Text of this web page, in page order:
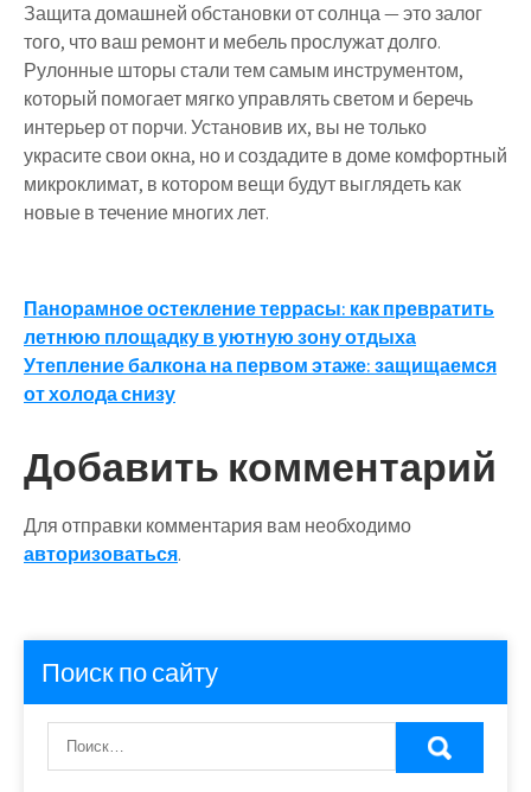
Защита домашней обстановки от солнца — это залог
того, что ваш ремонт и мебель прослужат долго.
Рулонные шторы стали тем самым инструментом,
который помогает мягко управлять светом и беречь
интерьер от порчи. Установив их, вы не только
украсите свои окна, но и создадите в доме комфортный
микроклимат, в котором вещи будут выглядеть как
новые в течение многих лет.
Навигация
по
записям
Панорамное остекление террасы: как превратить
летнюю площадку в уютную зону отдыха
Утепление балкона на первом этаже: защищаемся
от холода снизу
Добавить комментарий
Для отправки комментария вам необходимо
авторизоваться.
Поиск по сайту